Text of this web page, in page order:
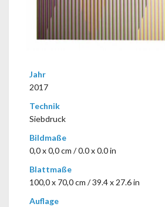
Jahr
2017
Technik
Siebdruck
Bildmaße
0,0 x 0,0 cm / 0.0 x 0.0 in
Blattmaße
100,0 x 70,0 cm / 39.4 x 27.6 in
Auflage